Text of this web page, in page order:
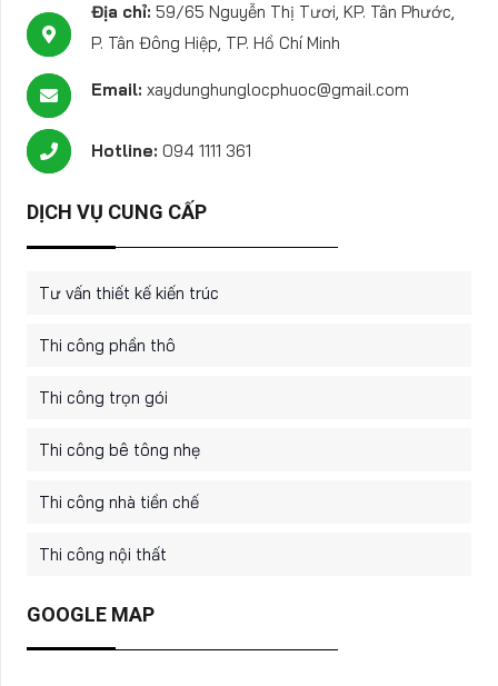
Địa chỉ: 59/65 Nguyễn Thị Tươi, KP. Tân Phước,
P. Tân Đông Hiệp, TP. Hồ Chí Minh
Email: xaydunghunglocphuoc@gmail.com
Hotline:094 1111 361
DỊCH VỤ CUNG CẤP
Tư vấn thiết kế kiến trúc
Thi công phần thô
Thi công trọn gói
Thi công bê tông nhẹ
Thi công nhà tiền chế
Thi công nội thất
GOOGLE MAP